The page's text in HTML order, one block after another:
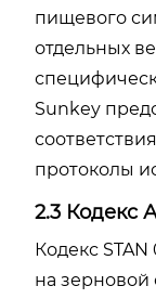
пищевого
отдельных
Sunkey
протоколы
2.3 Кодекс
Кодекс
на зерновой